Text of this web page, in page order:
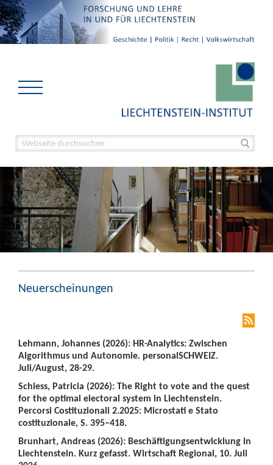
Neuerscheinungen
Lehmann, Johannes (2026): HR-Analytics: Zwischen
Algorithmus und Autonomie. personalSCHWEIZ.
Juli/August, 28-29.
Schiess, Patricia (2026): The Right to vote and the quest
for the optimal electoral system in Liechtenstein.
Percorsi Costituzionali 2.2025: Microstati e Stato
costituzionale, S. 395–418.
Brunhart, Andreas (2026): Beschäftigungsentwicklung in
Liechtenstein. Kurz gefasst. Wirtschaft Regional, 10. Juli